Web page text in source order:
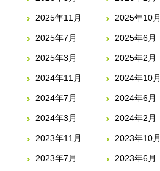
2025年11月 2025年10月
2025年7月 2025年6月
2025年3月 2025年2月
2024年11月 2024年10月
2024年7月 2024年6月
2024年3月 2024年2月
2023年11月 2023年10月
2023年7月 2023年6月